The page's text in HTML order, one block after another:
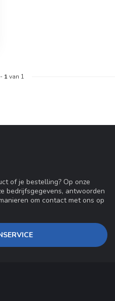
- 1van 1
of je bestelling? Op onze
bedrijfsgegevens, antwoorden
om contact met ons op